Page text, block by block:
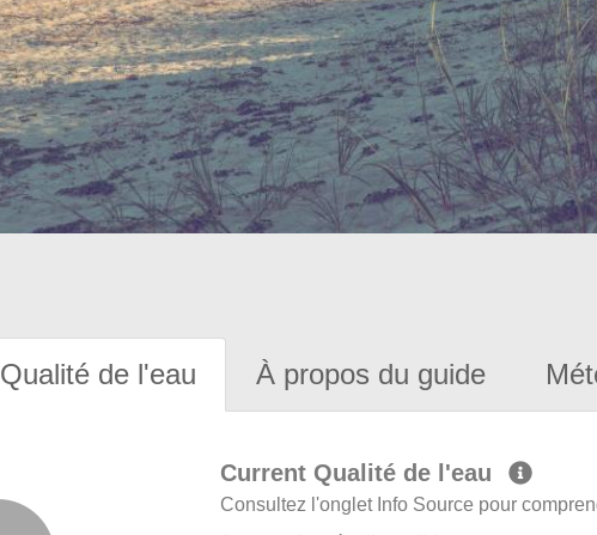
Qualité de l'eau À propos du guide
Current Qualité de l'eau
Consultez l'onglet Info Source pour